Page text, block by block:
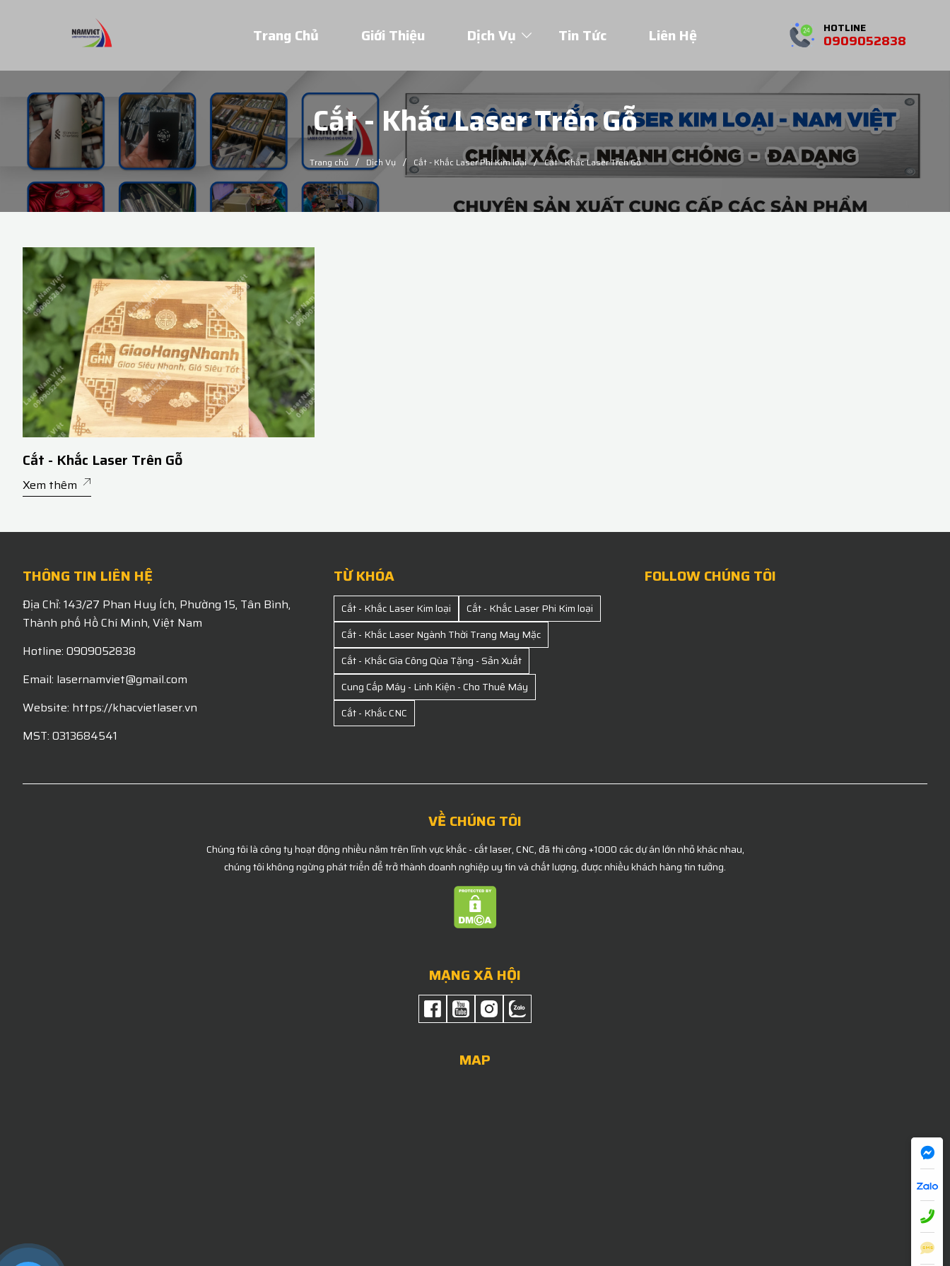
Trang Chủ Giới Thiệu Dịch Vụ Tin Tức Liên Hệ HOTLINE
0909052838
Cắt - Khắc Laser Trên Gỗ
Trang chủ / Dịch Vụ / Cắt - Khắc Laser Phi Kim loại / Cắt - Khắc Laser Trên Gỗ
Cắt - Khắc Laser Trên Gỗ
Xem thêm
THÔNG TIN LIÊN HỆ
Địa Chỉ: 143/27 Phan Huy Ích, Phường 15, Tân Bình,
Thành phố Hồ Chí Minh, Việt Nam
Hotline: 0909052838
Email: lasernamviet@gmail.com
Website: https://khacvietlaser.vn
MST: 0313684541
TỪ KHÓA
Cắt - Khắc Laser Kim loại
Cắt - Khắc Laser Phi Kim loại
Cắt - Khắc Laser Ngành Thời Trang May Mặc
Cắt - Khắc Gia Công Qùa Tặng - Sản Xuất
Cung Cấp Máy - Linh Kiện - Cho Thuê Máy
Cắt - Khắc CNC
FOLLOW CHÚNG TÔI
VỀ CHÚNG TÔI
Chúng tôi là công ty hoạt động nhiều năm trên lĩnh vực khắc - cắt laser, CNC, đã thi công +1000 các dự án lớn nhỏ khác nhau,
chúng tôi không ngừng phát triển để trở thành doanh nghiệp uy tín và chất lượng, được nhiều khách hàng tin tưởng.
MẠNG XÃ HỘI
MAP